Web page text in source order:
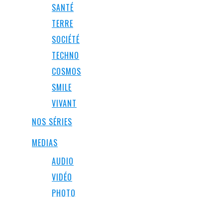
SANTÉ
TERRE
SOCIÉTÉ
TECHNO
COSMOS
SMILE
VIVANT
NOS SÉRIES
MEDIAS
AUDIO
VIDÉO
PHOTO